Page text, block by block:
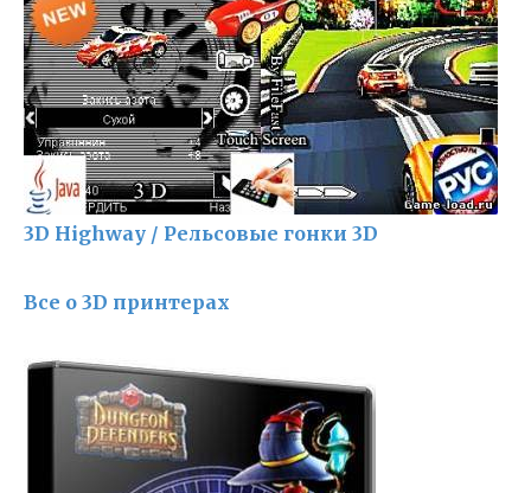
3D Highway / Рельсовые гонки 3D
Все о 3D принтерах